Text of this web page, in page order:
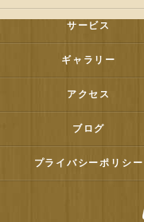
サービス
ギャラリー
アクセス
ブログ
プライバシーポリシー